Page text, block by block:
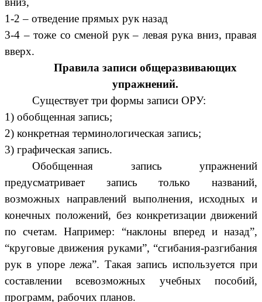
1-2 – отведение прямых рук назад
3-4 – тоже со сменой рук – левая рука вниз, правая
вверх.
Правила записи общеразвивающих
упражнений.
Существует три формы записи ОРУ:
1) обобщенная запись;
2) конкретная терминологическая запись;
3) графическая запись.
Обобщенная запись упражнений
предусматривает запись только названий,
возможных направлений выполнения, исходных и
конечных положений, без конкретизации движений
по счетам. Например: “наклоны вперед и назад”,
“круговые движения руками”, “сгибания-разгибания
рук в упоре лежа”. Такая запись используется при
составлении всевозможных учебных пособий,
программ, рабочих планов.